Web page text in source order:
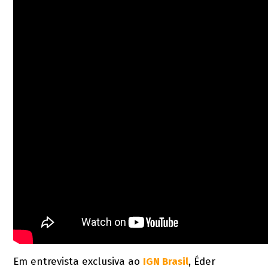
Em entrevista exclusiva ao IGN Brasil, Éder